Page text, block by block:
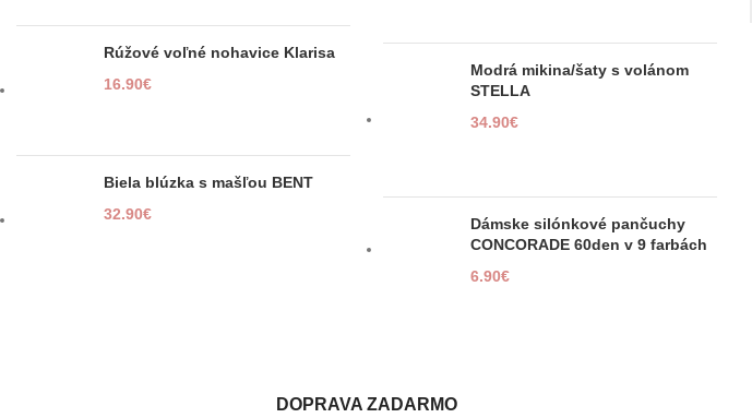
Rúžové voľné nohavice Klarisa
16.90€
Biela blúzka s mašľou BENT
32.90€
Modrá mikina/šaty s volánom
STELLA
34.90€
Dámske silónkové pančuchy
CONCORADE 60den v 9 farbách
6.90€
DOPRAVA ZADARMO